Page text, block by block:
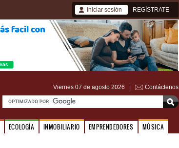
Iniciar sesión REGÍSTRATE
Viernes 07 de agosto 2026 | Contáctenos
ECOLOGÍA INMOBILIARIO EMPRENDEDORES MÚSICA